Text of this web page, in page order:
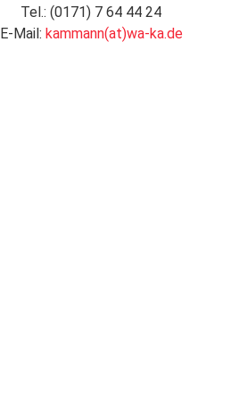
Tel.: (0171) 7 64 44 24
E-Mail: kammann(at)wa-ka.de